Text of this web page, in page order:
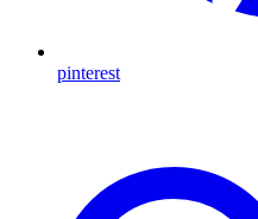
pinterest